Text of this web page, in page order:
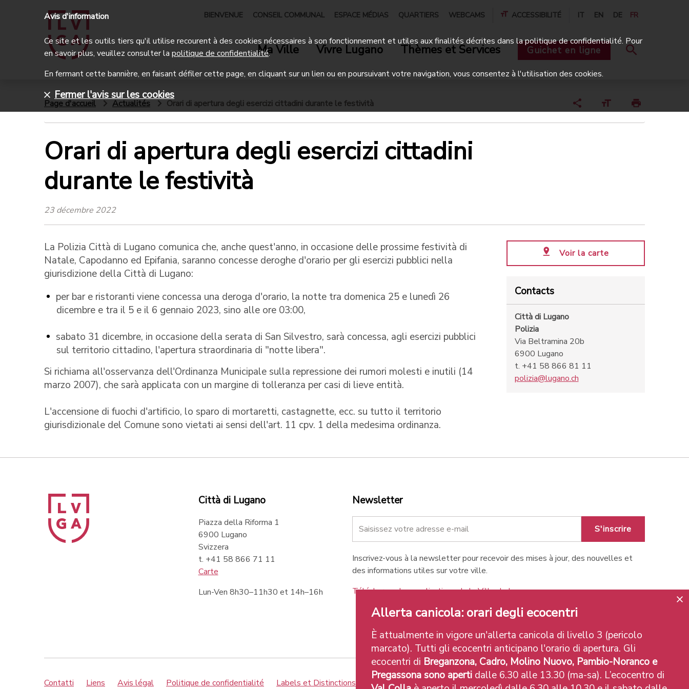
BIENVENUE CONSEIL COMMUNAL ESPACE MÉDIAS QUARTIERS WEBCAMS ACCESSIBILITÉ IT EN DE FR
Ma Ville Vivre Lugano Thèmes et Services Guichet en ligne
Page d'accueil Actualités Orari di apertura degli esercizi cittadini durante le festività
Orari di apertura degli esercizi cittadini
durante le festività
23 décembre 2022
La Polizia Città di Lugano comunica che, anche quest'anno, in occasione delle prossime festività di
Natale, Capodanno ed Epifania, saranno concesse deroghe d'orario per gli esercizi pubblici nella
giurisdizione della Città di Lugano:
per bar e ristoranti viene concessa una deroga d'orario, la notte tra domenica 25 e lunedì 26
dicembre e tra il 5 e il 6 gennaio 2023, sino alle ore 03:00,
sabato 31 dicembre, in occasione della serata di San Silvestro, sarà concessa, agli esercizi pubblici
sul territorio cittadino, l'apertura straordinaria di "notte libera".
Si richiama all'osservanza dell'Ordinanza Municipale sulla repressione dei rumori molesti e inutili (14
marzo 2007), che sarà applicata con un margine di tolleranza per casi di lieve entità.
L'accensione di fuochi d'artificio, lo sparo di mortaretti, castagnette, ecc. su tutto il territorio
giurisdizionale del Comune sono vietati ai sensi dell'art. 11 cpv. 1 della medesima ordinanza.
Voir la carte
Contacts
Città di Lugano
Polizia
Via Beltramina 20b
6900 Lugano
t. +41 58 866 81 11
polizia@lugano.ch
Città di Lugano
Piazza della Riforma 1
6900 Lugano
Svizzera
t. +41 58 866 71 11
Carte
Lun-Ven 8h30–11h30 et 14h–16h
Newsletter
S'inscrire
Inscrivez-vous à la newsletter pour recevoir des mises à jour, des nouvelles et
des informations utiles sur votre ville.
Téléchargez les applications de la Ville de Lugano
Contatti Liens Avis légal Politique de confidentialité Labels et Distinctions Credits
Allerta canicola: orari degli ecocentri
È attualmente in vigore un'allerta canicola di livello 3 (pericolo
marcato). Tutti gli ecocentri anticipano l'orario di apertura. Gli
ecocentri di Breganzona, Cadro, Molino Nuovo, Pambio-Noranco e
Pregassona sono aperti dalle 6.30 alle 13.30 (ma-sa). L’ecocentro di
Avis d'information
Ce site et les outils tiers qu'il utilise recourent à des cookies nécessaires à son fonctionnement et utiles aux finalités décrites dans la politique de confidentialité. Pour
en savoir plus, veuillez consulter la politique de confidentialité.
En fermant cette bannière, en faisant défiler cette page, en cliquant sur un lien ou en poursuivant votre navigation, vous consentez à l'utilisation des cookies.
Fermer l'avis sur les cookies